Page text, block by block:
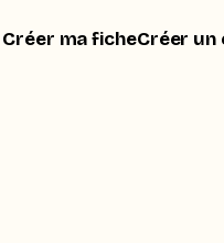
Créer ma ficheCréer un